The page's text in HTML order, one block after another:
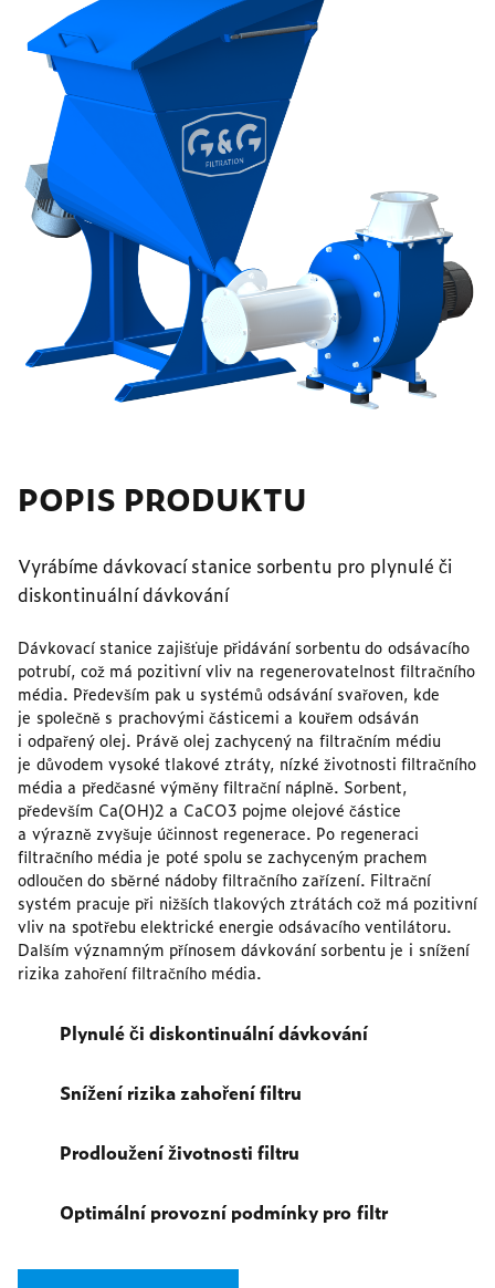
POPIS PRODUKTU
Vyrábíme dávkovací stanice sorbentu pro plynulé či
diskontinuální dávkování
Dávkovací stanice zajišťuje přidávání sorbentu do odsávacího
potrubí, což má pozitivní vliv na regenerovatelnost filtračního
média. Především pak u systémů odsávání svařoven, kde
je společně s prachovými částicemi a kouřem odsáván
i odpařený olej. Právě olej zachycený na filtračním médiu
je důvodem vysoké tlakové ztráty, nízké životnosti filtračního
média a předčasné výměny filtrační náplně. Sorbent,
především Ca(OH)2 a CaCO3 pojme olejové částice
a výrazně zvyšuje účinnost regenerace. Po regeneraci
filtračního média je poté spolu se zachyceným prachem
odloučen do sběrné nádoby filtračního zařízení. Filtrační
systém pracuje při nižších tlakových ztrátách což má pozitivní
vliv na spotřebu elektrické energie odsávacího ventilátoru.
Dalším významným přínosem dávkování sorbentu je i snížení
rizika zahoření filtračního média.
Plynulé či diskontinuální dávkování
Snížení rizika zahoření filtru
Prodloužení životnosti filtru
Optimální provozní podmínky pro filtr